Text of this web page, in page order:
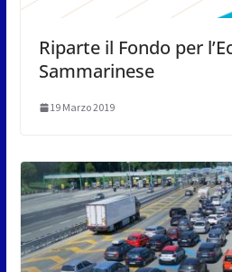
Riparte il Fondo per
Sammarinese
19 Marzo 2019